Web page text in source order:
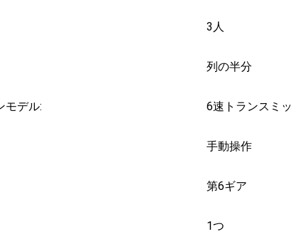
3人
列の半分
モデル: 6速トランスミ
手動操作
第6ギア
1つ